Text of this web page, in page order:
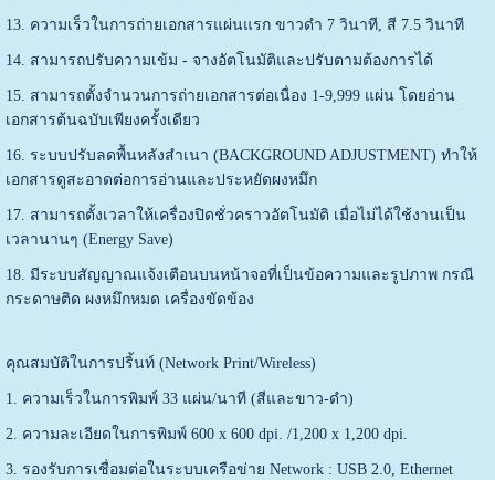
13. ความเร็วในการถ่ายเอกสารแผ่นแรก ขาวดำ 7 วินาที, สี 7.5 วินาที
14. สามารถปรับความเข้ม - จางอัตโนมัติและปรับตามต้องการได้
15. สามารถตั้งจำนวนการถ่ายเอกสารต่อเนื่อง 1-9,999 แผ่น โดยอ่าน
เอกสารต้นฉบับเพียงครั้งเดียว
16. ระบบปรับลดพื้นหลังสำเนา (BACKGROUND ADJUSTMENT) ทำให้
เอกสารดูสะอาดต่อการอ่านและประหยัดผงหมึก
17. สามารถตั้งเวลาให้เครื่องปิดชั่วคราวอัตโนมัติ เมื่อไม่ได้ใช้งานเป็น
เวลานานๆ (Energy Save)
18. มีระบบสัญญาณแจ้งเตือนบนหน้าจอที่เป็นข้อความและรูปภาพ กรณี
กระดาษติด ผงหมึกหมด เครื่องขัดข้อง
คุณสมบัติในการปริ้นท์ (Network Print/Wireless)
1. ความเร็วในการพิมพ์ 33 แผ่น/นาที (สีและขาว-ดำ)
2. ความละเอียดในการพิมพ์ 600 x 600 dpi. /1,200 x 1,200 dpi.
3. รองรับการเชื่อมต่อในระบบเครือข่าย Network : USB 2.0, Ethernet